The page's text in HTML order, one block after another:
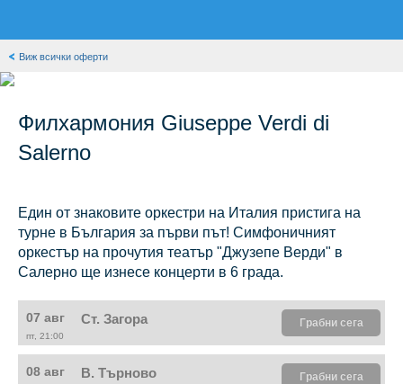
Виж всички оферти
Филхармония Giuseppe Verdi di
Salerno
Един от знаковите оркестри на Италия пристига на
турне в България за първи път! Симфоничният
оркестър на прочутия театър "Джузепе Верди" в
Салерно ще изнесе концерти в 6 града.
07 авг
пт, 21:00
Ст. Загора Грабни сега
08 авг В. Търново Грабни сега